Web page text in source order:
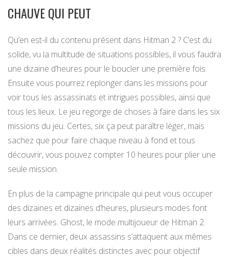
CHAUVE QUI PEUT
Qu’en est-il du contenu présent dans Hitman 2 ? C’est du
solide, vu la multitude de situations possibles, il vous faudra
une dizaine d’heures pour le boucler une première fois.
Ensuite vous pourrez replonger dans les missions pour
voir tous les assassinats et intrigues possibles, ainsi que
tous les lieux. Le jeu regorge de choses à faire dans les six
missions du jeu. Certes, six ça peut paraître léger, mais
sachez que pour faire chaque niveau à fond et tous
découvrir, vous pouvez compter 10 heures pour plier une
seule mission.
En plus de la campagne principale qui peut vous occuper
des dizaines et dizaines d’heures, plusieurs modes font
leurs arrivées. Ghost, le mode multijoueur de Hitman 2.
Dans ce dernier, deux assassins s’attaquent aux mêmes
cibles dans deux réalités distinctes avec pour objectif